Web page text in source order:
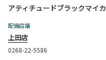
アティチュードブラックマイカ
配備店舗
上田店
0268-22-5586